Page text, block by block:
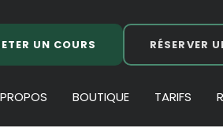
UN COURS RÉSERVER
BOUTIQUE TARIFS